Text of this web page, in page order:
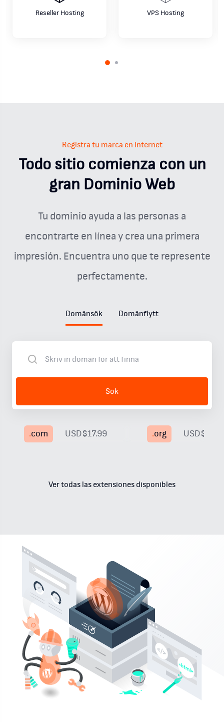
Reseller Hosting VPS Hosting
Registra tu marca en Internet
Todo sitio comienza con un
gran Dominio Web
Tu dominio ayuda a las personas a
encontrarte en línea y crea una primera
impresión. Encuentra uno que te represente
perfectamente.
Domänsök Domänflytt
Sök
.com USD$17.99 .org
Ver todas las extensiones disponibles